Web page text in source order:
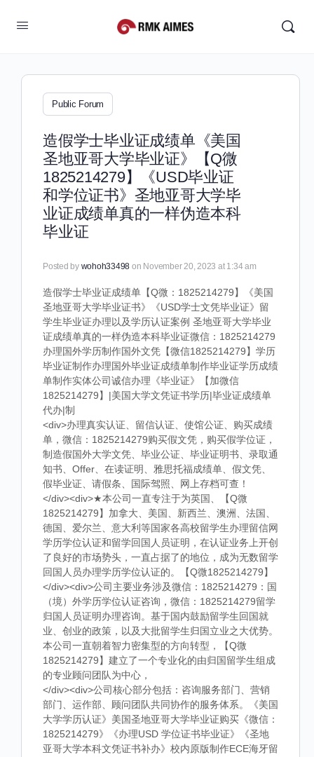
Public Forum
造假学士毕业证成绩单《美国
圣地亚哥大学毕业证》【Q微
1825214279】《USD毕业证
和学位证书》圣地亚哥大学毕
业证成绩单真的一样伪造本科
毕业证
Posted by wohoh33498 on November 20, 2023 at 1:34 am
造假学士毕业证成绩单【Q微：1825214279】《美国
圣地亚哥大学毕业证书》《USD学士文凭毕业证》留
学生毕业证办理以及学历认证案例 圣地亚哥大学毕业
证成绩单真的一样伪造本科毕业证微信：1825214279
办理国外学历制作国外文凭【微信1825214279】学历
毕业证制作办理国外毕业证成绩单制作毕业证学历成绩
单制作实体公司诚信办理《毕业证》【加微信
1825214279】|美国大学文凭证书学历|毕业证成绩单
代办|制
<div>办理真实认证、留信认证、使馆公证、购买成绩
单，微信：1825214279购买假文凭，购买假学位证，
制造假国外大学文凭、毕业公证、毕业证明书、录取通
知书、Offer、在读证明、雅思托福成绩单、假文凭、
假毕业证、请假条、国际驾照、网上存档可查！
</div><div>★本公司一直专注于为英国、【Q微
1825214279】加拿大、美国、新西兰、澳洲、法国、
德国、爱尔兰、意大利等国家各高校留学生办理留信网
学历学位认证和留学回国人员证明，在认证业务上开创
了良好的市场势头，一直占据了的地位，成为无数留学
回国人员办理学历学位认证的。【Q微1825214279】
</div><div>公司主要业务涉及微信：1825214279：国
（境）外学历学位认证咨询，微信：1825214279留学
归国人员证明办理咨询。基于国内鼓励留学生回国就
业、创业的政策，以及大批留学生归国立业之大优势。
本公司一直朝着智力密集型的方向转型，【Q微
1825214279】建立了一个专业化的由归国留学生组成
的专业顾问团队为中心，
</div><div>公司核心部分包括：咨询服务部门、营销
部门、运作部、顾问团队共同协作的服务体系。《美国
大学学历认证》美国圣地亚哥大学毕业证购买《微信：
1825214279》《办理USD 学位证书毕业证》《圣地
亚哥大学本科文凭证书补办》校内原版制作ECE海牙留